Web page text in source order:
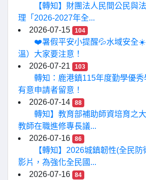
【轉知】財團法人民間公民與
理「2026-2027年全...
2026-07-15
104
❤️暑假平安小提醒💦水域安全
溫）大家要注意！
2026-07-21
103
轉知：鹿港鎮115年度勤學優
有意申請者留意！
2026-07-14
88
轉知】教育部補助師資培育之
教師在職進修專長議...
2026-07-16
86
【轉知】2026城鎮韌性(全民
影片，為強化全民國...
2026-07-16
84